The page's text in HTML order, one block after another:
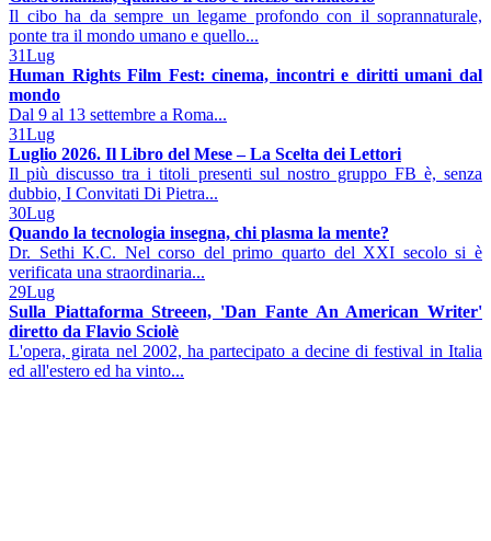
Il cibo ha da sempre un legame profondo con il soprannaturale,
ponte tra il mondo umano e quello...
31Lug
Human Rights Film Fest: cinema, incontri e diritti umani dal
mondo
Dal 9 al 13 settembre a Roma...
31Lug
Luglio 2026. Il Libro del Mese – La Scelta dei Lettori
Il più discusso tra i titoli presenti sul nostro gruppo FB è, senza
dubbio, I Convitati Di Pietra...
30Lug
Quando la tecnologia insegna, chi plasma la mente?
Dr. Sethi K.C. Nel corso del primo quarto del XXI secolo si è
verificata una straordinaria...
29Lug
Sulla Piattaforma Streeen, 'Dan Fante An American Writer'
diretto da Flavio Sciolè
L'opera, girata nel 2002, ha partecipato a decine di festival in Italia
ed all'estero ed ha vinto...